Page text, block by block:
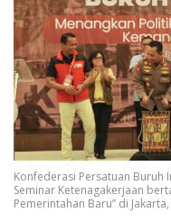
Konfederasi Persatuan Buruh
Seminar Ketenagakerjaan
Pemerintahan Baru” di